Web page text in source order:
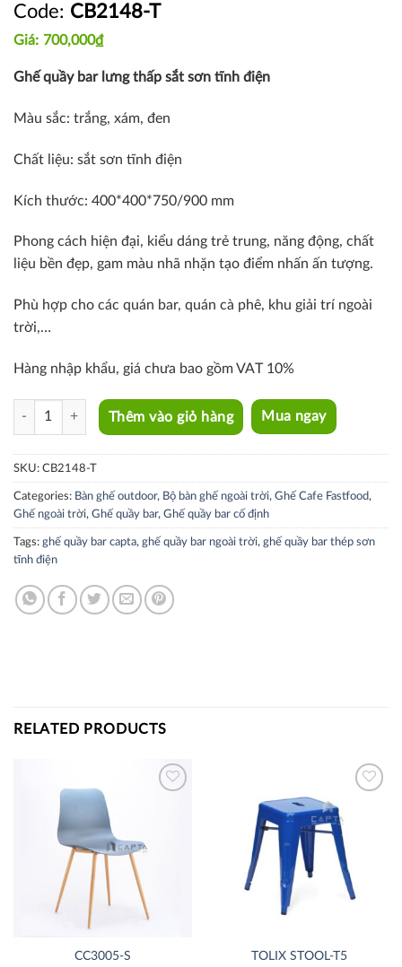
CB2148-T
700,000₫
Ghế quầy bar lưng thấp sắt sơn tĩnh điện
Màu sắc: trắng, xám, đen
Chất liệu: sắt sơn tĩnh điện
Kích thước: 400*400*750/900 mm
Phong cách hiện đại, kiểu dáng trẻ trung, năng động, chất
liệu bền đẹp, gam màu nhã nhặn tạo điểm nhấn ấn tượng.
Phù hợp cho các quán bar, quán cà phê, khu giải trí ngoài
trời,…
Hàng nhập khẩu, giá chưa bao gồm VAT 10%
CB2148-T quantity
Thêm vào giỏ hàng Mua ngay
SKU: CB2148-T
Categories: Bàn ghế outdoor, Bộ bàn ghế ngoài trời, Ghế Cafe Fastfood,
Ghế ngoài trời, Ghế quầy bar, Ghế quầy bar cố định
Tags: ghế quầy bar capta, ghế quầy bar ngoài trời, ghế quầy bar thép sơn
tĩnh điện
RELATED PRODUCTS
CC3005-S TOLIX STOOL-T5